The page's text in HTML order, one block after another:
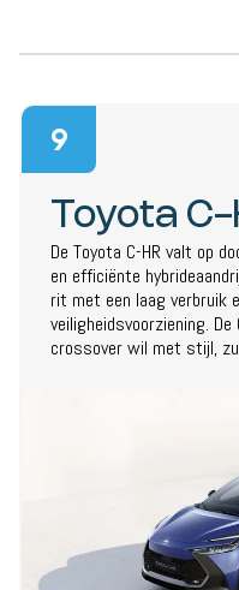
9
Toyota C-
De Toyota C-HR valt op
en efficiënte
rit met een laag verbruik
veiligheidsvoorziening.
crossover wil met stijl,